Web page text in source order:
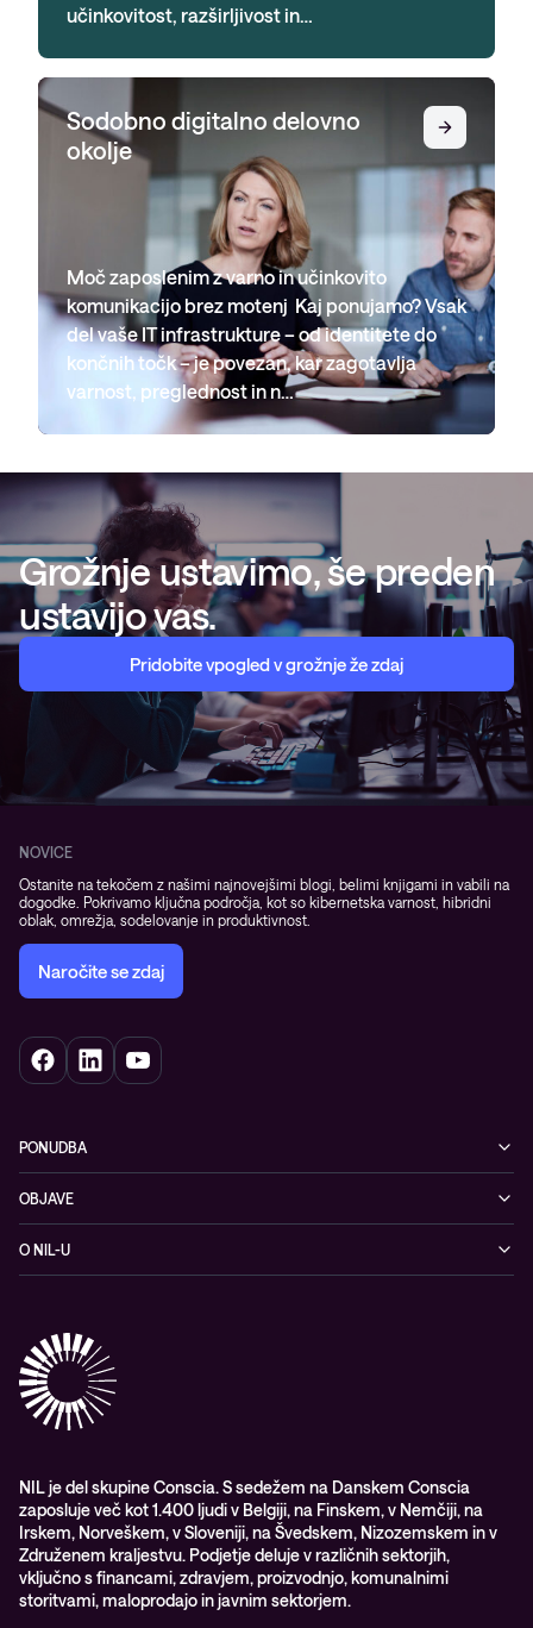
učinkovitost, razširljivost in…
Sodobno digitalno delovno
okolje
Moč zaposlenim z varno in učinkovito
komunikacijo brez motenj Kaj ponujamo? Vsak
del vaše IT infrastrukture – od identitete do
končnih točk – je povezan, kar zagotavlja
varnost, preglednost in n…
Grožnje ustavimo, še preden
ustavijo vas.
Pridobite vpogled v grožnje že zdaj
NOVICE
Ostanite na tekočem z našimi najnovejšimi blogi, belimi knjigami in vabili na
dogodke. Pokrivamo ključna področja, kot so kibernetska varnost, hibridni
oblak, omrežja, sodelovanje in produktivnost.
Naročite se zdaj
PONUDBA
Omrežje
Hibridni oblak
Izobraževanje
Upravljane IT storitve in podpora
Opazljivost
OBJAVE
Blogi
Videi
Vodiči
O NIL-U
Partnerji
Nagrade & priznanja industrije
WORK@NIL
Študenti
Trajnost in družbena odgovornost
NIL je del skupine Conscia. S sedežem na Danskem Conscia
zaposluje več kot 1.400 ljudi v Belgiji, na Finskem, v Nemčiji, na
Irskem, Norveškem, v Sloveniji, na Švedskem, Nizozemskem in v
Združenem kraljestvu. Podjetje deluje v različnih sektorjih,
vključno s financami, zdravjem, proizvodnjo, komunalnimi
storitvami, maloprodajo in javnim sektorjem.